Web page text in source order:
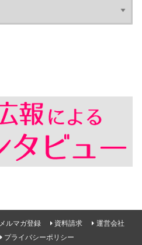
メルマガ登録 資料請求
運営会社
プライバシーポリシー